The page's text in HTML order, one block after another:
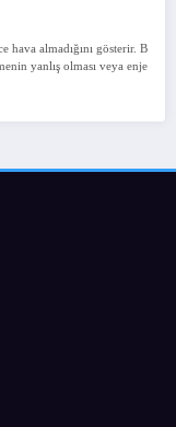
almadığını gösterir. B
yanlış olması veya enje